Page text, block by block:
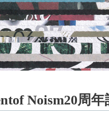
Noism20周